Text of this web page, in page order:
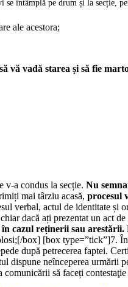
se întâmplă pe drum și la secție,
ale acestora;
vă vadă starea și să fie
v-a condus la secție. Nu
mai târziu acasă, procesul
verbal, actul de identitate
dacă ați prezentat un act
cazul reținerii sau
box] [box type=”tick”]7.
după petrecerea faptei.
dispune neînceperea urmării
să faceți